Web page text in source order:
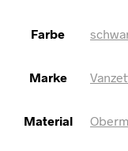
Farbe
Marke
Material